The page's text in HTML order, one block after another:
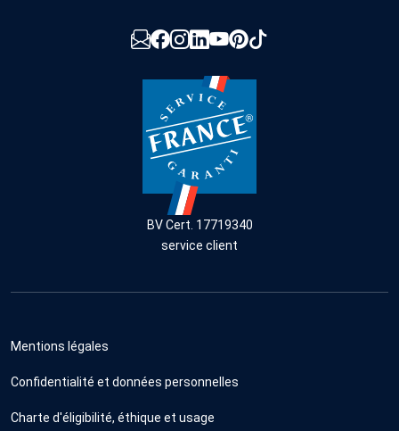
BV Cert. 17719340
service client
Mentions légales
Confidentialité et données personnelles
Charte d'éligibilité, éthique et usage